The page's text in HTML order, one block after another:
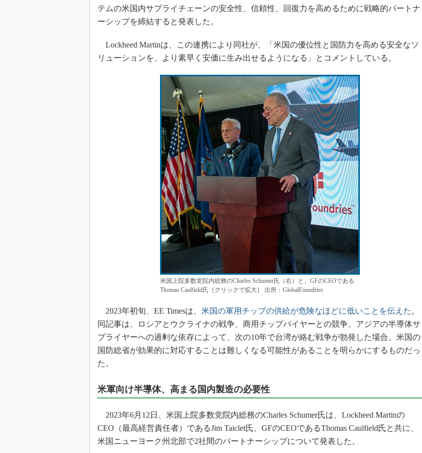
光伝送技術を知る
“異端児エンジニア”が仕掛けた社内
改革、執念の180日
イノベーションは日本を救うのか
JASA発IoT通信
IHSアナリスト「未来展望」
「英語に愛されないエンジニア」の
ための新行動論
テムの米国内サプライチェーンの安全性、信頼性、回復力を高めるために戦略的パートナ
ーシップを締結すると発表した。
Lockheed Martinは、この連携により同社が、「米国の優位性と国防力を高める安全なソ
リューションを、より素早く安価に生み出せるようになる」とコメントしている。
米国上院多数党院内総務のCharles Schumer氏（右）と、GFのCEOである
Thomas Caulfield氏［クリックで拡大］ 出所：GlobalFoundries
2023年初旬、EE Timesは、 米国の軍用チップの供給が危険なほどに低いことを伝えた 。
同記事は、ロシアとウクライナの戦争、商用チップバイヤーとの競争、アジアの半導体サ
プライヤーへの過剰な依存によって、次の10年で台湾が絡む戦争が勃発した場合、米国の
国防総省が効果的に対応することは難しくなる可能性があることを明らかにするものだっ
た。
米軍向け半導体、高まる国内製造の必要性
2023年6月12日、米国上院多数党院内総務のCharles Schumer氏は、Lockheed Martinの
CEO（最高経営責任者）であるJim Taiclet氏、GFのCEOであるThomas Caulfield氏と共に、
米国ニューヨーク州北部で2社間のパートナーシップについて発表した。